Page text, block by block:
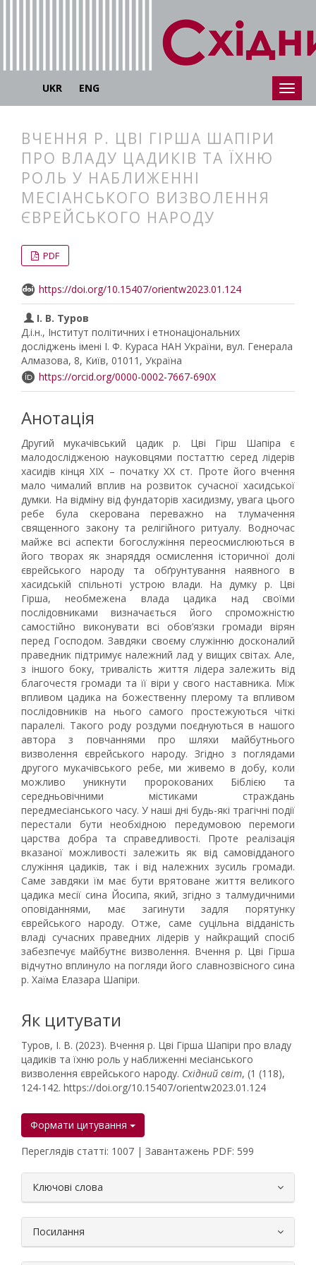
UKR ENG
ВЧЕННЯ Р. ЦВІ ГІРША ШАПІРИ
ПРО ВЛАДУ ЦАДИКІВ ТА ЇХНЮ
РОЛЬ У НАБЛИЖЕННІ
МЕСІАНСЬКОГО ВИЗВОЛЕННЯ
ЄВРЕЙСЬКОГО НАРОДУ
PDF
https://doi.org/10.15407/orientw2023.01.124
І. В. Туров
Д.і.н., Інститут політичних і етнонаціональних
досліджень імені І. Ф. Кураса НАН України, вул. Генерала
Алмазова, 8, Київ, 01011, Україна
https://orcid.org/0000-0002-7667-690X
Анотація
Другий мукачівський цадик р. Цві Гірш Шапіра є
малодослідженою науковцями постаттю серед лідерів
хасидів кінця XIX – початку XX ст. Проте його вчення
мало чималий вплив на розвиток сучасної хасидської
думки. На відміну від фундаторів хасидизму, увага цього
ребе була скерована переважно на тлумачення
священного закону та релігійного ритуалу. Водночас
майже всі аспекти богослужіння переосмислюються в
його творах як знаряддя осмислення історичної долі
єврейського народу та обґрунтування наявного в
хасидській спільноті устрою влади. На думку р. Цві
Гірша, необмежена влада цадика над своїми
послідовниками визначається його спроможністю
самостійно виконувати всі обов’язки громади вірян
перед Господом. Завдяки своєму служінню досконалий
праведник підтримує належний лад у вищих світах. Але,
з іншого боку, тривалість життя лідера залежить від
благочестя громади та її віри у свого наставника. Між
впливом цадика на божественну плерому та впливом
послідовників на нього самого простежуються чіткі
паралелі. Такого роду роздуми поєднуються в нашого
автора з повчаннями про шляхи майбутнього
визволення єврейського народу. Згідно з поглядами
другого мукачівського ребе, ми живемо в добу, коли
можливо уникнути пророкованих Біблією та
середньовічними містиками страждань
передмесіанського часу. У наші дні будь-які трагічні події
перестали бути необхідною передумовою перемоги
царства добра та справедливості. Проте реалізація
вказаної можливості залежить як від самовідданого
служіння цадиків, так і від належних зусиль громади.
Саме завдяки їм має бути врятоване життя великого
цадика месії сина Йосипа, який, згідно з талмудичними
оповіданнями, має загинути задля порятунку
єврейського народу. Отже, саме суцільна відданість
владі сучасних праведних лідерів у найкращий спосіб
забезпечує майбутнє визволення. Вчення р. Цві Гірша
відчутно вплинуло на погляди його славнозвісного сина
р. Хаїма Елазара Шапіри.
Як цитувати
Туров, І. В. (2023). Вчення р. Цві Гірша Шапіри про владу
цадиків та їхню роль у наближенні месіанського
визволення єврейського народу. Східний світ, (1 (118),
124-142. https://doi.org/10.15407/orientw2023.01.124
Формати цитування
Переглядів статті: 1007 | Завантажень PDF: 599
Ключові слова
Посилання